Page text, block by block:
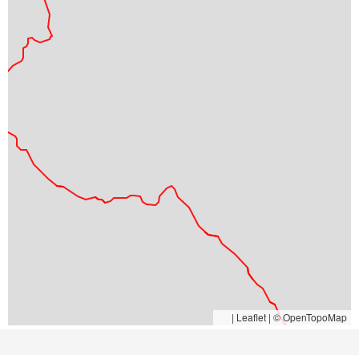
| Leaflet | © OpenTopoMap